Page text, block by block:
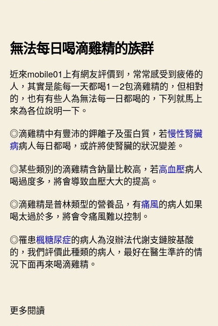
無法每日喝滴雞精的族群
近來mobile01上有網友評價到，常常感受到疲倦的
人，其實是能每一天都喝1－2包滴雞精的，但相對
的，也有有些人為無法每一日都喝的，下列就馬上
來為各位說明一下。
◎滴雞精中有豐沛的鉀離子及蛋白質，若慢性腎臟
病病人每日都喝，或許將使腎臟的狀況變差。
◎某些類別的滴雞精含鈉量比較高，若高血壓病人
喝過度多，將會導致血壓大大的提高。
◎滴雞精是普林類型的營養品，有痛風的病人如果
喝太過於多，將會令痛風難以控制。
◎罹患楓糖尿症的病人為沒辦法代謝支鏈胺基酸
的，我們評價此種類的病人，最好在醫生準許的情
況下面再來喝滴雞精。
更多閱讀